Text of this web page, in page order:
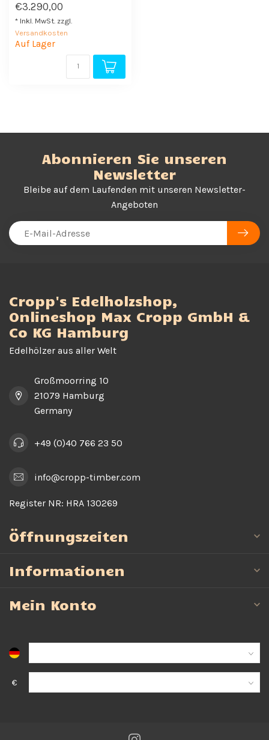
€3.290,00
* Inkl. MwSt. zzgl.
Versandkosten
Auf Lager
Abonnieren Sie unseren
Newsletter
Bleibe auf dem Laufenden mit unseren Newsletter-
Angeboten
Cropp's Edelholzshop,
Onlineshop Max Cropp GmbH &
Co KG Hamburg
Edelhölzer aus aller Welt
Großmoorring 10
21079 Hamburg
Germany
+49 (0)40 766 23 50
info@cropp-timber.com
Register NR: HRA 130269
Öffnungszeiten
Informationen
Mein Konto
€